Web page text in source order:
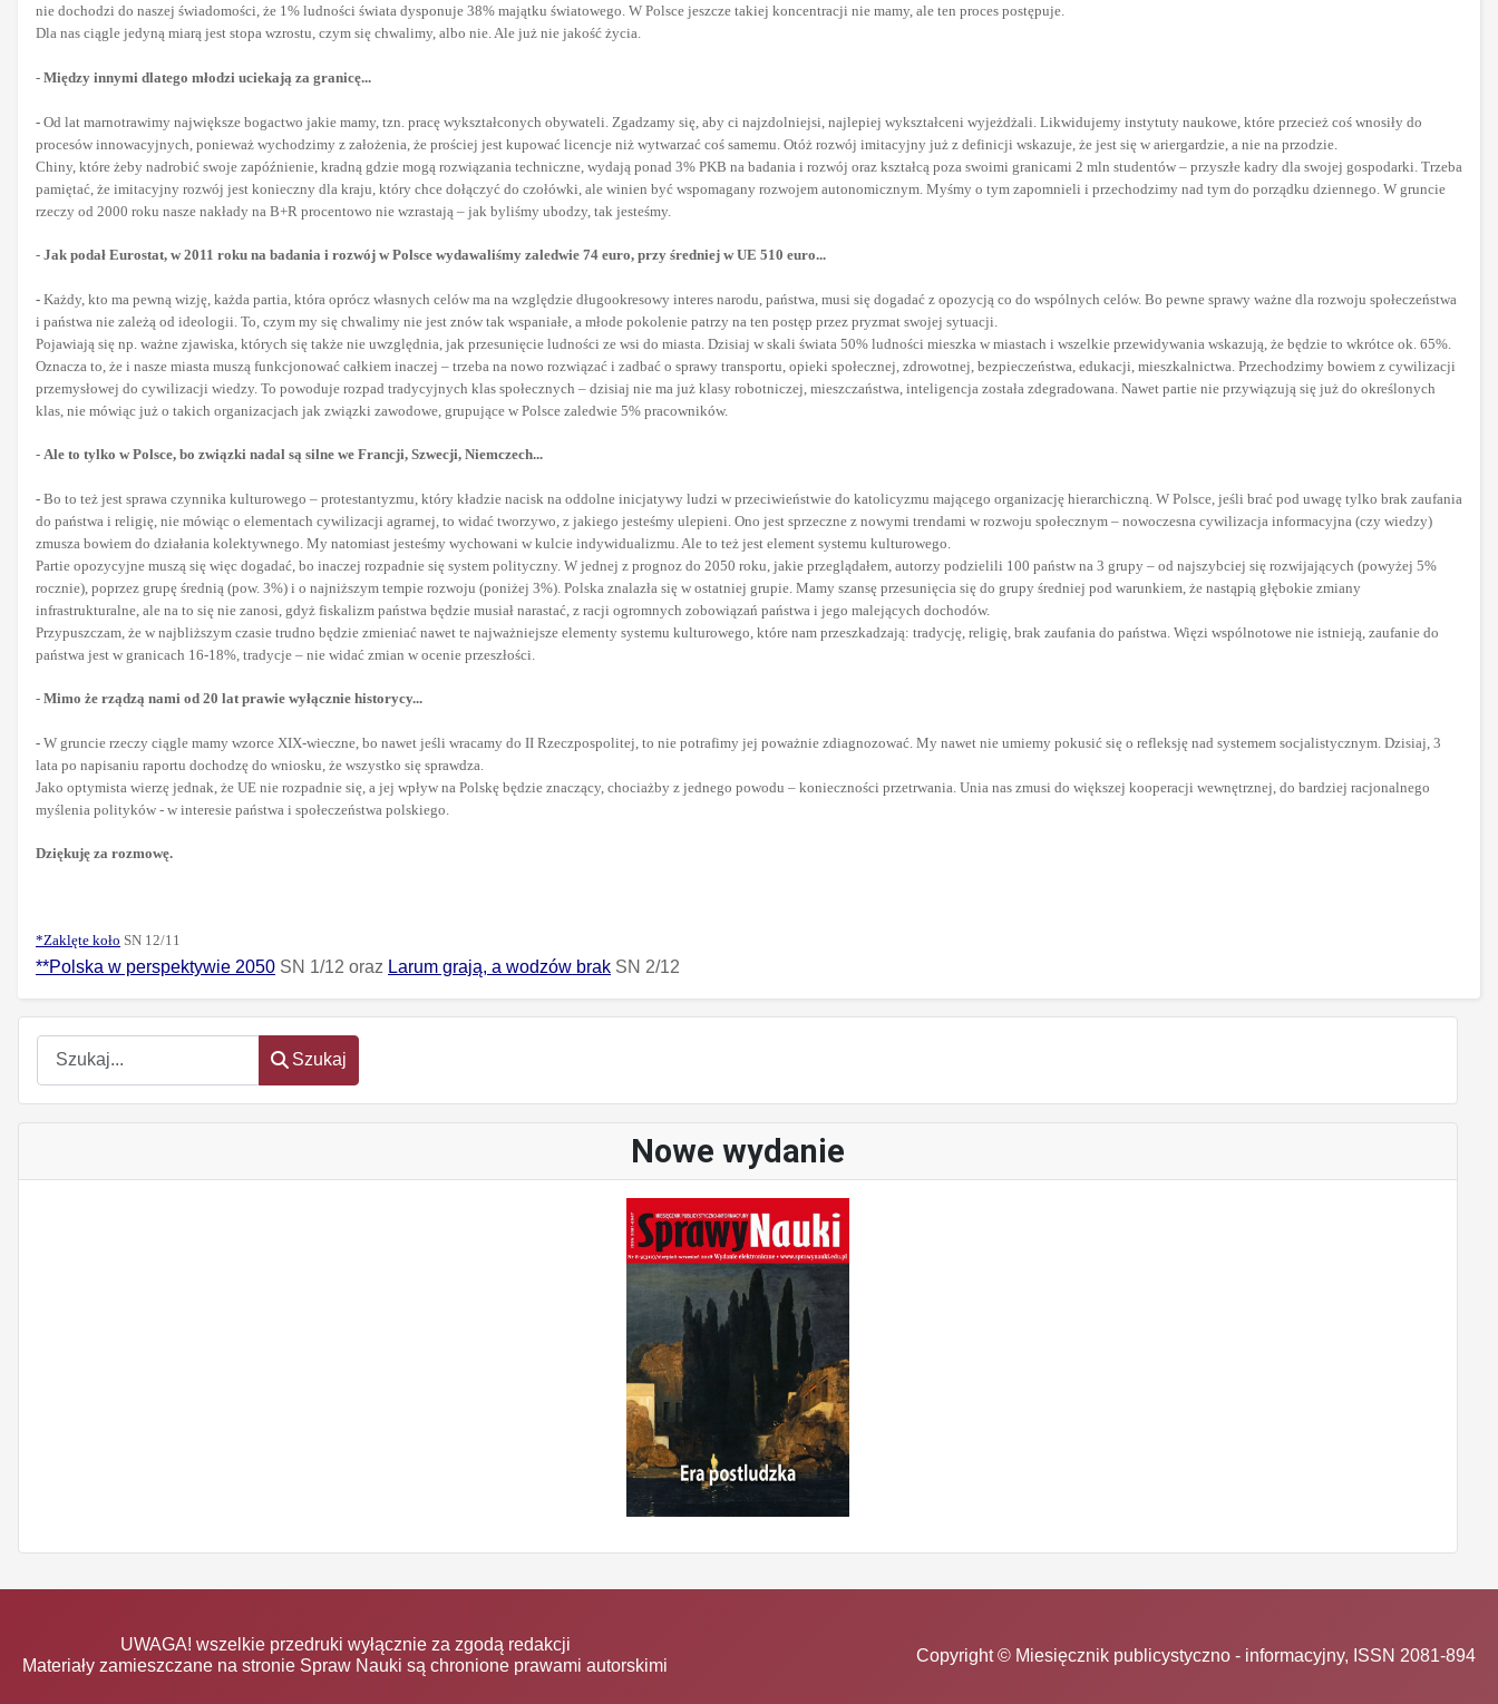
Szukaj
Szukaj
Nowe wydanie
nie dochodzi do naszej świadomości, że 1% ludności świata dysponuje 38% majątku światowego. W Polsce jeszcze takiej koncentracji nie mamy, ale ten proces postępuje.
Dla nas ciągle jedyną miarą jest stopa wzrostu, czym się chwalimy, albo nie. Ale już nie jakość życia.
- Między innymi dlatego młodzi uciekają za granicę...
- Od lat marnotrawimy największe bogactwo jakie mamy, tzn. pracę wykształconych obywateli. Zgadzamy się, aby ci najzdolniejsi, najlepiej wykształceni wyjeżdżali. Likwidujemy instytuty naukowe, które przecież coś wnosiły do
procesów innowacyjnych, ponieważ wychodzimy z założenia, że prościej jest kupować licencje niż wytwarzać coś samemu. Otóż rozwój imitacyjny już z definicji wskazuje, że jest się w ariergardzie, a nie na przodzie.
Chiny, które żeby nadrobić swoje zapóźnienie, kradną gdzie mogą rozwiązania techniczne, wydają ponad 3% PKB na badania i rozwój oraz kształcą poza swoimi granicami 2 mln studentów – przyszłe kadry dla swojej gospodarki. Trzeba
pamiętać, że imitacyjny rozwój jest konieczny dla kraju, który chce dołączyć do czołówki, ale winien być wspomagany rozwojem autonomicznym. Myśmy o tym zapomnieli i przechodzimy nad tym do porządku dziennego. W gruncie
rzeczy od 2000 roku nasze nakłady na B+R procentowo nie wzrastają – jak byliśmy ubodzy, tak jesteśmy.
- Jak podał Eurostat, w 2011 roku na badania i rozwój w Polsce wydawaliśmy zaledwie 74 euro, przy średniej w UE 510 euro...
- Każdy, kto ma pewną wizję, każda partia, która oprócz własnych celów ma na względzie długookresowy interes narodu, państwa, musi się dogadać z opozycją co do wspólnych celów. Bo pewne sprawy ważne dla rozwoju społeczeństwa
i państwa nie zależą od ideologii. To, czym my się chwalimy nie jest znów tak wspaniałe, a młode pokolenie patrzy na ten postęp przez pryzmat swojej sytuacji.
Pojawiają się np. ważne zjawiska, których się także nie uwzględnia, jak przesunięcie ludności ze wsi do miasta. Dzisiaj w skali świata 50% ludności mieszka w miastach i wszelkie przewidywania wskazują, że będzie to wkrótce ok. 65%.
Oznacza to, że i nasze miasta muszą funkcjonować całkiem inaczej – trzeba na nowo rozwiązać i zadbać o sprawy transportu, opieki społecznej, zdrowotnej, bezpieczeństwa, edukacji, mieszkalnictwa. Przechodzimy bowiem z cywilizacji
przemysłowej do cywilizacji wiedzy. To powoduje rozpad tradycyjnych klas społecznych – dzisiaj nie ma już klasy robotniczej, mieszczaństwa, inteligencja została zdegradowana. Nawet partie nie przywiązują się już do określonych
klas, nie mówiąc już o takich organizacjach jak związki zawodowe, grupujące w Polsce zaledwie 5% pracowników.
- Ale to tylko w Polsce, bo związki nadal są silne we Francji, Szwecji, Niemczech...
- Bo to też jest sprawa czynnika kulturowego – protestantyzmu, który kładzie nacisk na oddolne inicjatywy ludzi w przeciwieństwie do katolicyzmu mającego organizację hierarchiczną. W Polsce, jeśli brać pod uwagę tylko brak zaufania
do państwa i religię, nie mówiąc o elementach cywilizacji agrarnej, to widać tworzywo, z jakiego jesteśmy ulepieni. Ono jest sprzeczne z nowymi trendami w rozwoju społecznym – nowoczesna cywilizacja informacyjna (czy wiedzy)
zmusza bowiem do działania kolektywnego. My natomiast jesteśmy wychowani w kulcie indywidualizmu. Ale to też jest element systemu kulturowego.
Partie opozycyjne muszą się więc dogadać, bo inaczej rozpadnie się system polityczny. W jednej z prognoz do 2050 roku, jakie przeglądałem, autorzy podzielili 100 państw na 3 grupy – od najszybciej się rozwijających (powyżej 5%
rocznie), poprzez grupę średnią (pow. 3%) i o najniższym tempie rozwoju (poniżej 3%). Polska znalazła się w ostatniej grupie. Mamy szansę przesunięcia się do grupy średniej pod warunkiem, że nastąpią głębokie zmiany
infrastrukturalne, ale na to się nie zanosi, gdyż fiskalizm państwa będzie musiał narastać, z racji ogromnych zobowiązań państwa i jego malejących dochodów.
Przypuszczam, że w najbliższym czasie trudno będzie zmieniać nawet te najważniejsze elementy systemu kulturowego, które nam przeszkadzają: tradycję, religię, brak zaufania do państwa. Więzi wspólnotowe nie istnieją, zaufanie do
państwa jest w granicach 16-18%, tradycje – nie widać zmian w ocenie przeszłości.
- Mimo że rządzą nami od 20 lat prawie wyłącznie historycy...
- W gruncie rzeczy ciągle mamy wzorce XIX-wieczne, bo nawet jeśli wracamy do II Rzeczpospolitej, to nie potrafimy jej poważnie zdiagnozować. My nawet nie umiemy pokusić się o refleksję nad systemem socjalistycznym. Dzisiaj, 3
lata po napisaniu raportu dochodzę do wniosku, że wszystko się sprawdza.
Jako optymista wierzę jednak, że UE nie rozpadnie się, a jej wpływ na Polskę będzie znaczący, chociażby z jednego powodu – konieczności przetrwania. Unia nas zmusi do większej kooperacji wewnętrznej, do bardziej racjonalnego
myślenia polityków - w interesie państwa i społeczeństwa polskiego.
Dziękuję za rozmowę.
*Zaklęte koło SN 12/11
**Polska w perspektywie 2050 SN 1/12 oraz Larum grają, a wodzów brak SN 2/12
UWAGA! wszelkie przedruki wyłącznie za zgodą redakcji
Materiały zamieszczane na stronie Spraw Nauki są chronione prawami autorskimi
Copyright © Miesięcznik publicystyczno - informacyjny, ISSN 2081-894